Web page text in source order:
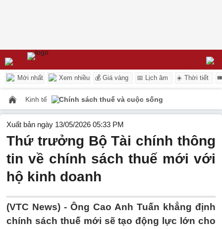
Mới nhất Xem nhiều 💰 Giá vàng 📅 Lịch âm ☀️ Thời tiết
Kinh tế Chính sách thuế và cuộc sống
Xuất bản ngày 13/05/2026 05:33 PM
Thứ trưởng Bộ Tài chính thông
tin về chính sách thuế mới với
hộ kinh doanh
(VTC News) - Ông Cao Anh Tuấn khẳng định
chính sách thuế mới sẽ tạo động lực lớn cho